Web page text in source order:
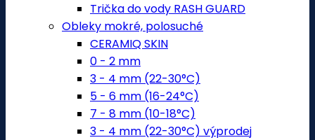
Trička do vody RASH GUARD
Obleky mokré, polosuché
CERAMIQ SKIN
0 - 2 mm
3 - 4 mm (22-30°C)
5 - 6 mm (16-24°C)
7 - 8 mm (10-18°C)
3 - 4 mm (22-30°C) výprodej